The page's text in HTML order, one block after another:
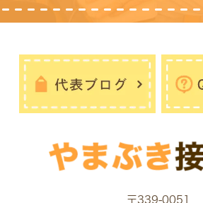
〒339-0051